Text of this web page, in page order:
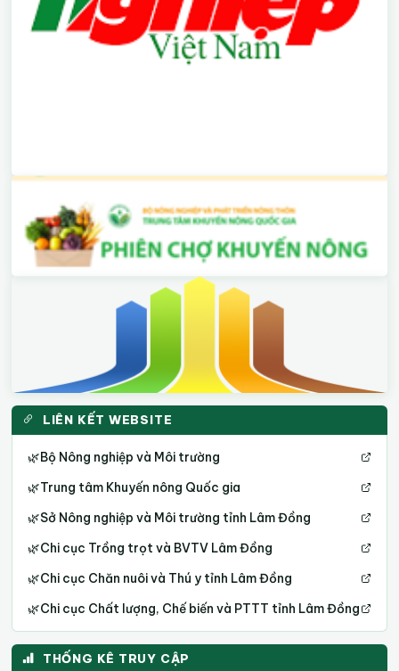
LIÊN KẾT WEBSITE
🌿Bộ Nông nghiệp và Môi trường
🌿Trung tâm Khuyến nông Quốc gia
🌿Sở Nông nghiệp và Môi trường tỉnh Lâm Đồng
🌿Chi cục Trồng trọt và BVTV Lâm Đồng
🌿Chi cục Chăn nuôi và Thú y tỉnh Lâm Đồng
🌿Chi cục Chất lượng, Chế biến và PTTT tỉnh Lâm Đồng
THỐNG KÊ TRUY CẬP